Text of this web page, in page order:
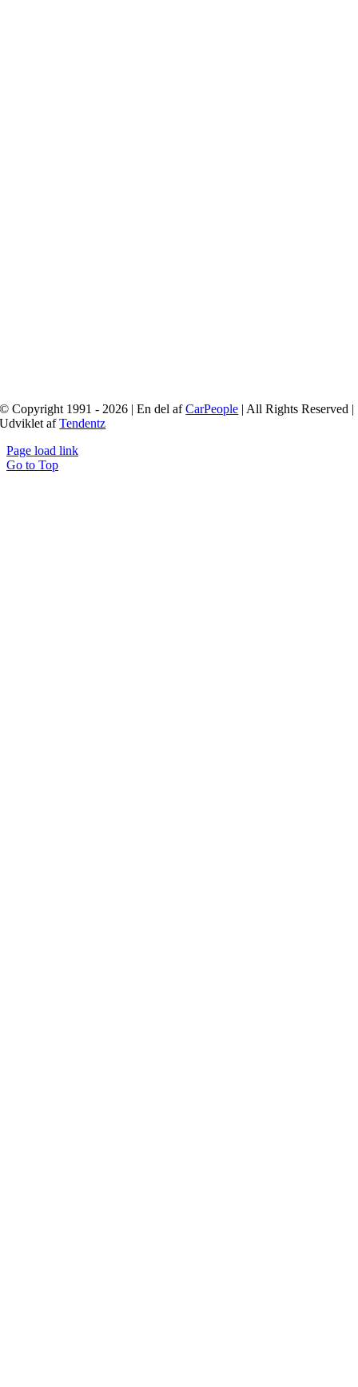
© Copyright 1991 - 2026 | En del afCarPeople | All Rights Reserved |
Udviklet afTendentz
Page load link
Go to Top